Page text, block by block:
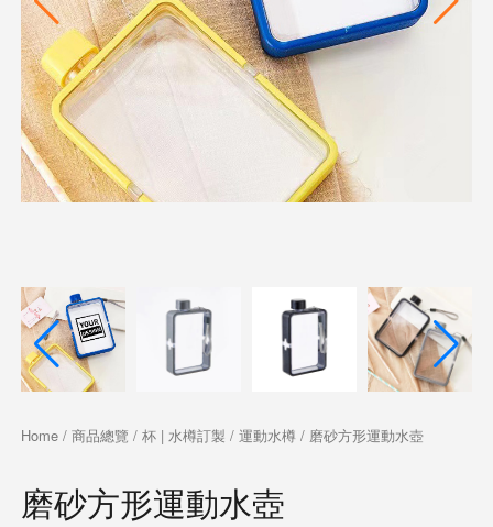
Home/ 商品總覽 / 杯 | 水樽訂製 / 運動水樽/ 磨砂方形運動水壺
磨砂方形運動水壺